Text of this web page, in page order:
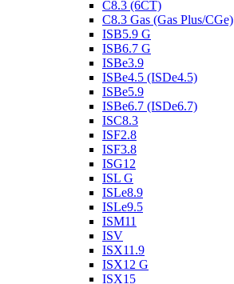
C8.3 (6CT)
C8.3 Gas (Gas Plus/CGe)
ISB5.9 G
ISB6.7 G
ISBe3.9
ISBe4.5 (ISDe4.5)
ISBe5.9
ISBe6.7 (ISDe6.7)
ISC8.3
ISF2.8
ISF3.8
ISG12
ISL G
ISLe8.9
ISLe9.5
ISM11
ISV
ISX11.9
ISX12 G
ISX15